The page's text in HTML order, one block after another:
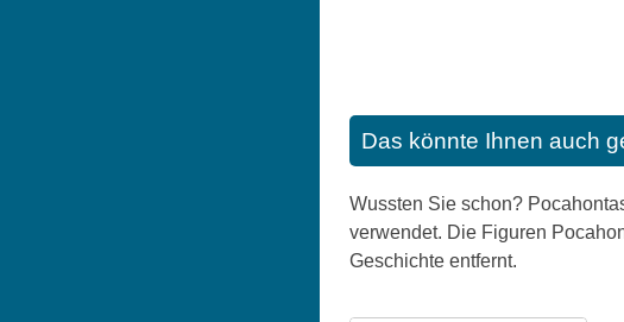
Das könnte Ihnen auch
Wussten Sie schon?
verwendet. Die Figuren
Geschichte entfernt.